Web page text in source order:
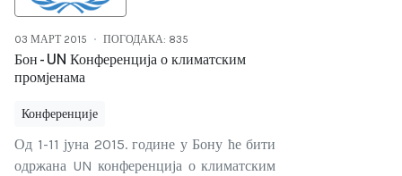
03 МАРТ 2015 ПОГОДАКА: 835
Бон - UN Конференција о климатским
промјенама
Конференције
Од 1-11 јуна 2015. године у Бону ће бити
одржана UN конференција о климатским